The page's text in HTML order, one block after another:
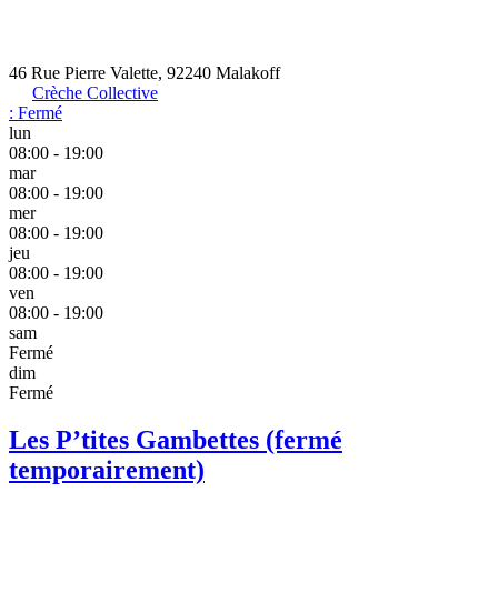
46 Rue Pierre Valette, 92240 Malakoff
Crèche Collective
: Fermé
lun
08:00 - 19:00
mar
08:00 - 19:00
mer
08:00 - 19:00
jeu
08:00 - 19:00
ven
08:00 - 19:00
sam
Fermé
dim
Fermé
Les P’tites Gambettes (fermé
temporairement)